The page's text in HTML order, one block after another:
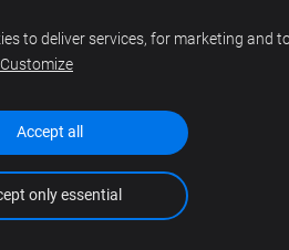
Termometri
to deliver services, for marketing and
Customize
Accept all
only essential